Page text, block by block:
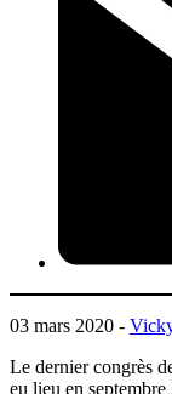
03 mars 2020 -
Le dernier congrès
eu lieu en